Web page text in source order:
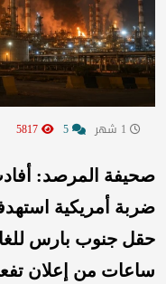
صحيفة المرصد: أفادت
ضربة أمريكية
حقل جنوب بارس
ساعات من إعلان